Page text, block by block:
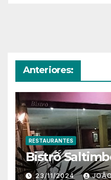
Anteriores:
RESTAURANTES
Bistrô
23/11/2024